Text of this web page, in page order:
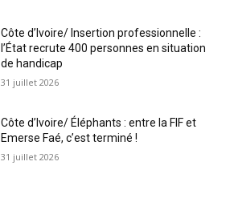
Côte d’Ivoire/ Insertion professionnelle :
l’État recrute 400 personnes en situation
de handicap
31 juillet 2026
Côte d’Ivoire/ Éléphants : entre la FIF et
Emerse Faé, c’est terminé !
31 juillet 2026